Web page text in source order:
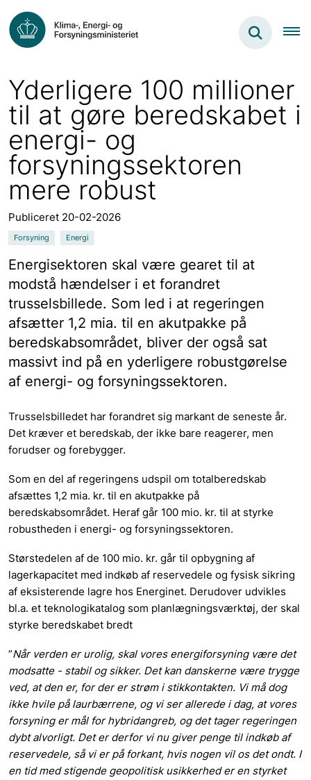
Yderligere 100 millioner
til at gøre beredskabet i
energi- og
forsyningssektoren
mere robust
Publiceret 20-02-2026
Forsyning Energi
Energisektoren skal være gearet til at
modstå hændelser i et forandret
trusselsbillede. Som led i at regeringen
afsætter 1,2 mia. til en akutpakke på
beredskabsområdet, bliver der også sat
massivt ind på en yderligere robustgørelse
af energi- og forsyningssektoren.
Trusselsbilledet har forandret sig markant de seneste år.
Det kræver et beredskab, der ikke bare reagerer, men
forudser og forebygger.
Som en del af regeringens udspil om totalberedskab
afsættes 1,2 mia. kr. til en akutpakke på
beredskabsområdet. Heraf går 100 mio. kr. til at styrke
robustheden i energi- og forsyningssektoren.
Størstedelen af de 100 mio. kr. går til opbygning af
lagerkapacitet med indkøb af reservedele og fysisk sikring
af eksisterende lagre hos Energinet. Derudover udvikles
bl.a. et teknologikatalog som planlægningsværktøj, der skal
styrke beredskabet bredt
”Når verden er urolig, skal vores energiforsyning være det
modsatte - stabil og sikker. Det kan danskerne være trygge
ved, at den er, for der er strøm i stikkontakten. Vi må dog
ikke hvile på laurbærrene, og vi ser allerede i dag, at vores
forsyning er mål for hybridangreb, og det tager regeringen
dybt alvorligt. Det er derfor vi nu giver penge til indkøb af
reservedele, så vi er på forkant, hvis nogen vil os det ondt. I
en tid med stigende geopolitisk usikkerhed er en styrket